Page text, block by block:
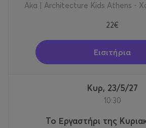
Aka | Architecture Kids Athens -
22€
Εισιτήρια
Κυρ, 23/5/27
10:30
Το Εργαστήρι της